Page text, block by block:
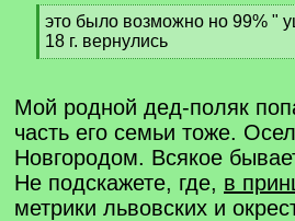
[
q
]
это было возможно но 99% "
18 г. вернулись
[
q
]
Мой родной дед-поляк
часть его семьи тоже.
Новгородом. Всякое
Не подскажете, где, в
метрики львовских и